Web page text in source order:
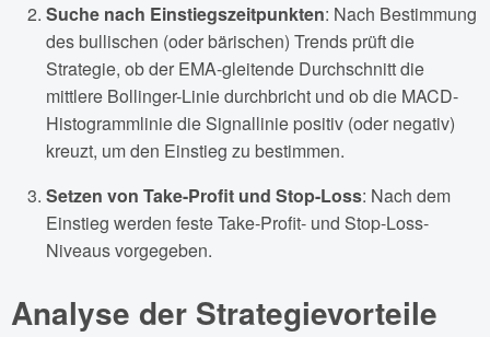
Suche nach Einstiegszeitpunkten: Nach Bestimmung
des bullischen (oder bärischen) Trends prüft die
Strategie, ob der EMA-gleitende Durchschnitt die
mittlere Bollinger-Linie durchbricht und ob die MACD-
Histogrammlinie die Signallinie positiv (oder negativ)
kreuzt, um den Einstieg zu bestimmen.
Setzen von Take-Profit und Stop-Loss: Nach dem
Einstieg werden feste Take-Profit- und Stop-Loss-
Niveaus vorgegeben.
Analyse der Strategievorteile